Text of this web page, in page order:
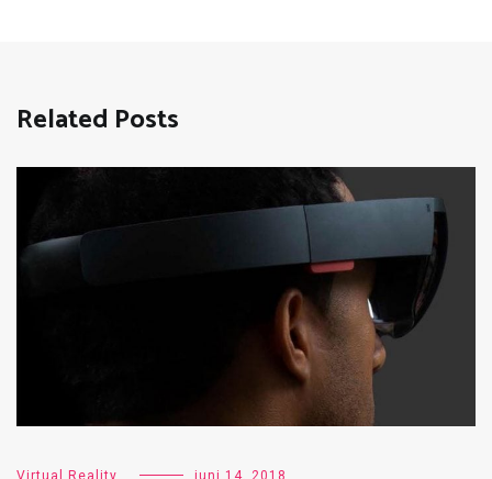
Related Posts
Virtual Reality juni 14, 2018